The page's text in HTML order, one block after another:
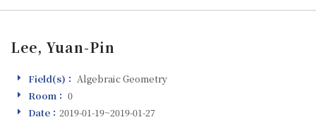
Lee, Yuan-Pin
Field(s)
Field(s)： Algebraic Geometry
Room
Room： 0
Visiting
Date： 2019-01-19~2019-01-27